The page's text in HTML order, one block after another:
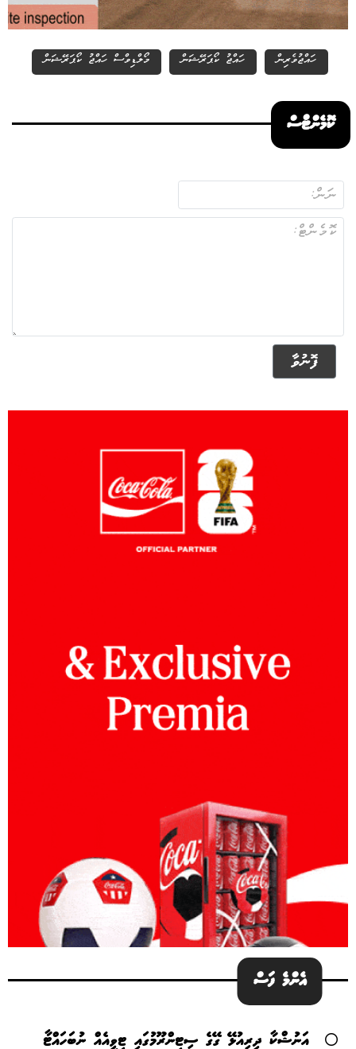
ހައްޖުވެރިން ހައްޖު ކޯޕަރޭޝަން މޯލްޑިވްސް ހައްޖު ކޯޕަރޭޝަން
ކޮމެންޓްސް
ފޮނުވާ
އެންމެ ފަސް
އަނުޝްކާ ދިރިއުޅޭ ގޭގެ ސިޓިންރޫމުގައި ޓީވީއެއް ނުބަހައްޓާ